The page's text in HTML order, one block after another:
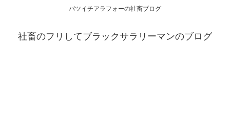
バツイチアラフォーの社畜ブログ
社畜のフリしてブラックサラリーマンのブログ